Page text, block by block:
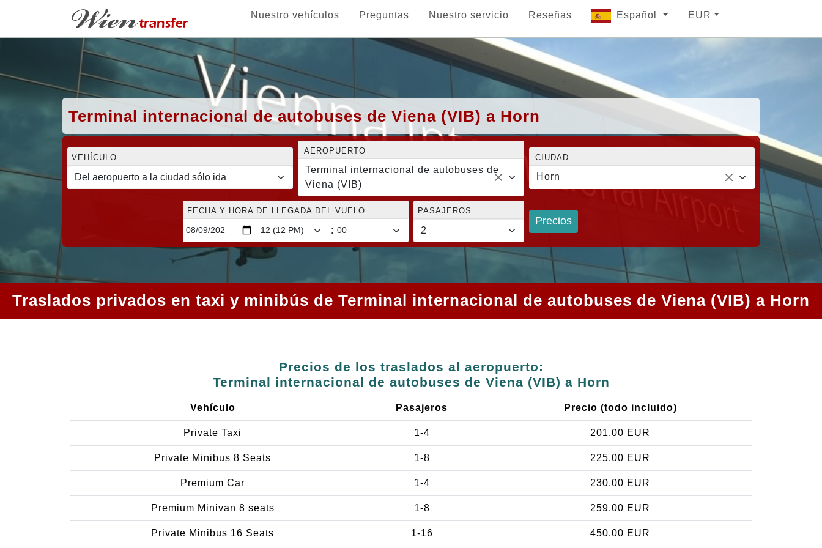
Nuestro vehículos Preguntas Nuestro servicio Reseñas Español EUR
Terminal internacional de autobuses de Viena (VIB) a Horn
VEHÍCULO
AEROPUERTO
Terminal internacional de autobuses de
Viena (VIB)
CIUDAD
Horn
FECHA Y HORA DE LLEGADA DEL VUELO
:
PASAJEROS
Precios
Traslados privados en taxi y minibús de Terminal internacional de autobuses de Viena (VIB) a Horn
Precios de los traslados al aeropuerto:
Terminal internacional de autobuses de Viena (VIB) a Horn
Vehículo Pasajeros Precio (todo incluido)
Private Taxi 1-4 201.00 EUR
Private Minibus 8 Seats 1-8 225.00 EUR
Premium Car 1-4 230.00 EUR
Premium Minivan 8 seats 1-8 259.00 EUR
Private Minibus 16 Seats 1-16 450.00 EUR